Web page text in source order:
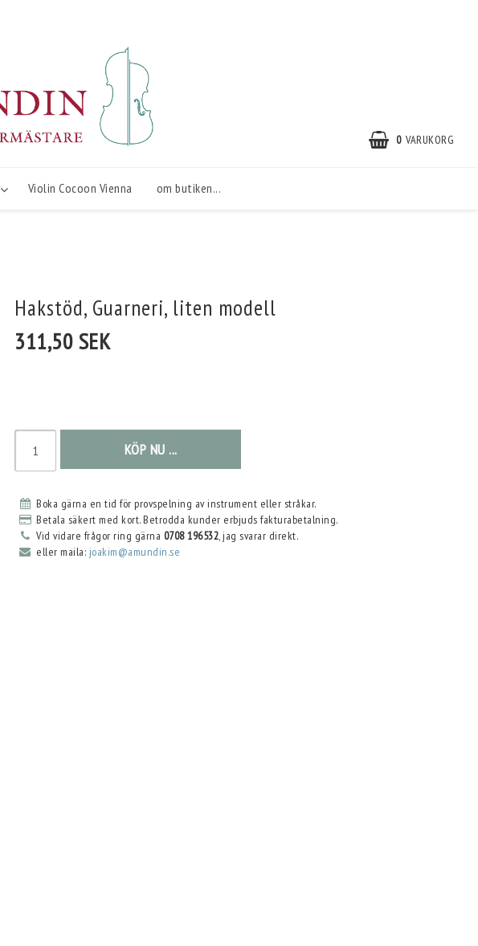
0 VARUKORG
Violin Cocoon Vienna om butiken...
Hakstöd, Guarneri, liten modell
311,50 SEK
KÖP NU ...
Boka gärna en tid för provspelning av instrument eller stråkar.
Betala säkert med kort. Betrodda kunder erbjuds fakturabetalning.
Vid vidare frågor ring gärna 0708 196532, jag svarar direkt.
eller maila: joakim@amundin.se